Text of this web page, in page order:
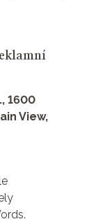
1600
View,